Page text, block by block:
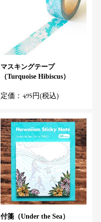
マスキングテープ
（Turquoise Hibiscus）
定価：495円(税込)
付箋（Under the Sea）